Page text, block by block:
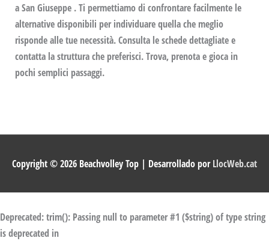
a San Giuseppe . Ti permettiamo di confrontare facilmente le
alternative disponibili per individuare quella che meglio
risponde alle tue necessità. Consulta le schede dettagliate e
contatta la struttura che preferisci. Trova, prenota e gioca in
pochi semplici passaggi.
Copyright © 2026 Beachvolley Top | Desarrollado porLlocWeb.cat
Deprecated: trim(): Passing null to parameter #1 ($string) of type string
is deprecated in